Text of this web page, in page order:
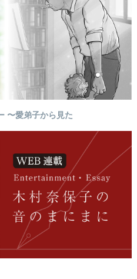
〜愛弟子から見た